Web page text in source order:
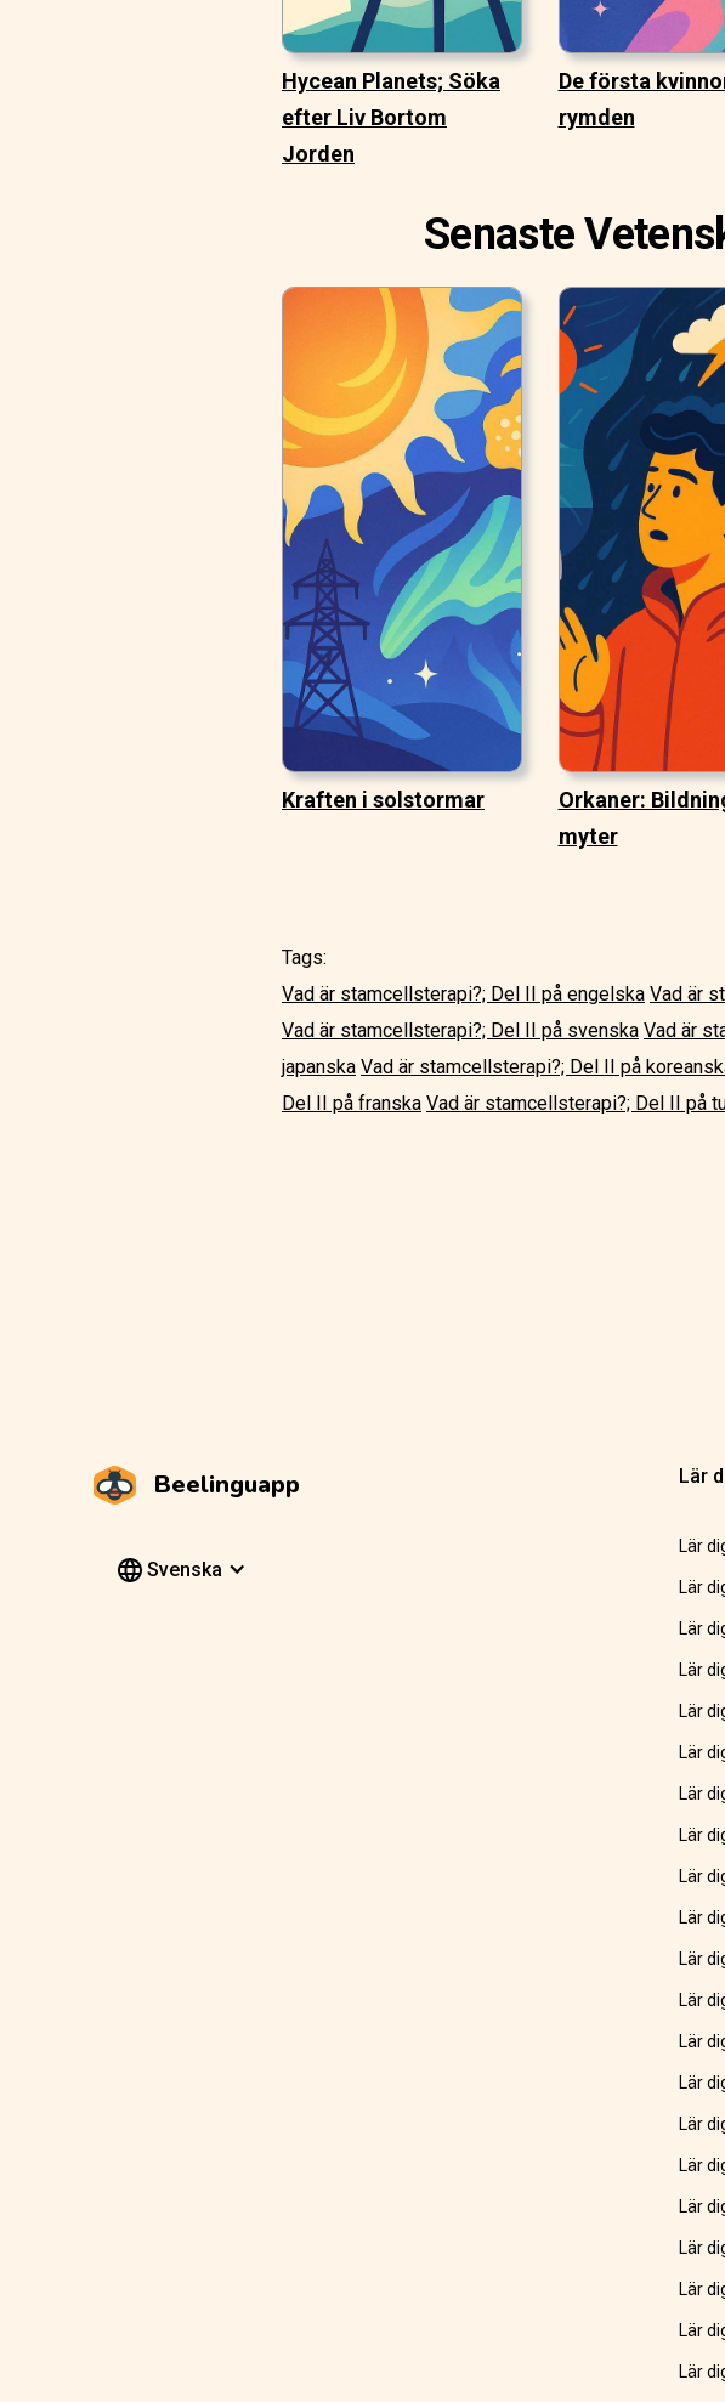
Hycean Planets; Söka
efter Liv Bortom
Jorden
De första
rymden
Senaste
Kraften i solstormar
Orkaner:
myter
Tags:
Vad är stamcellsterapi?; Del II på engelska Vad är
Vad är stamcellsterapi?; Del II på svenska Vad är
japanska Vad är stamcellsterapi?; Del II på
Del II på franska Vad är stamcellsterapi?; Del II på
Beelinguapp
Svenska
Lär
Lär
Lär
Lär
Lär
Lär
Lär
Lär
Lär
Lär
Lär
Lär
Lär
Lär
Lär
Lär
Lär
Lär
Lär
Lär
Lär
Lär